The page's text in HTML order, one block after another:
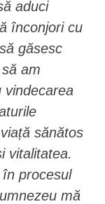
aduci
înconjori cu
găsesc
am
vindecarea
sănătos
vitalitatea.
procesul
mă